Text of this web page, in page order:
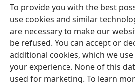
To provide you with the best
use cookies and similar
are necessary to make our
be refused. You can accept or
additional cookies, which we
your experience. None of this
used for marketing. To learn
(opens
window)Watchtower ONLINE LIBRARY
(opens
new
window)JW Hub ®
(opens
new
window)